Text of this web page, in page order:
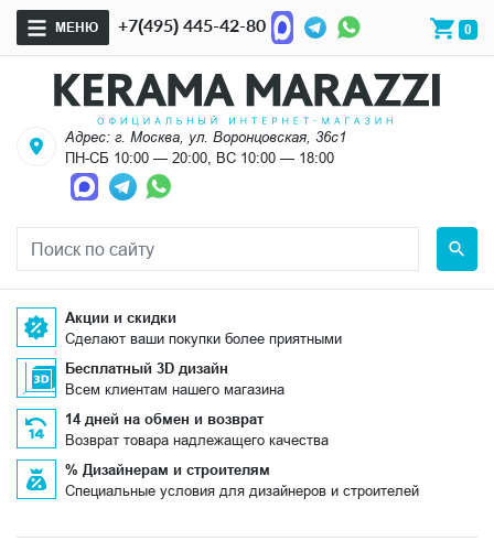
МЕНЮ +7(495) 445-42-80 0
Адрес: г. Москва, ул. Воронцовская, 36с1
ПН-СБ 10:00 — 20:00, ВС 10:00 — 18:00
Акции и скидки
Сделают ваши покупки более приятными
Бесплатный 3D дизайн
Всем клиентам нашего магазина
14 дней на обмен и возврат
Возврат товара надлежащего качества
% Дизайнерам и строителям
Специальные условия для дизайнеров и строителей